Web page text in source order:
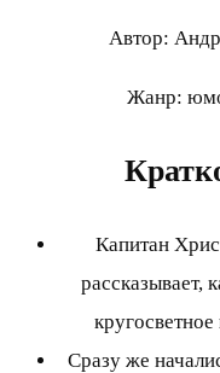
Автор:
Жанр:
Капитан
рассказывает,
Сразу же